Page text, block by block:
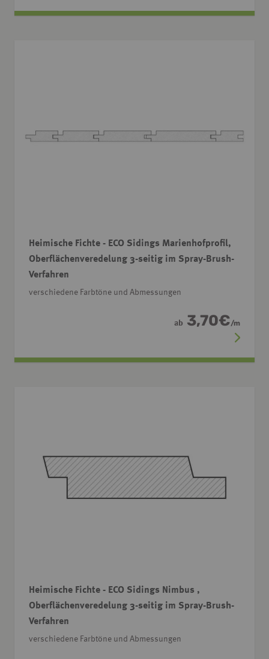
Heimische Fichte - ECO Sidings Marienhofprofil,
Oberflächenveredelung 3-seitig im Spray-Brush-
Verfahren
verschiedene Farbtöne und Abmessungen
ab 3,70€/m
Heimische Fichte - ECO Sidings Nimbus ,
Oberflächenveredelung 3-seitig im Spray-Brush-
Verfahren
verschiedene Farbtöne und Abmessungen